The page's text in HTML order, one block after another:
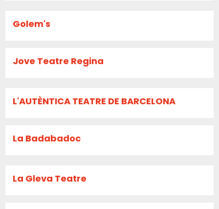
Golem's
Jove Teatre Regina
L'AUTÈNTICA TEATRE DE BARCELONA
La Badabadoc
La Gleva Teatre